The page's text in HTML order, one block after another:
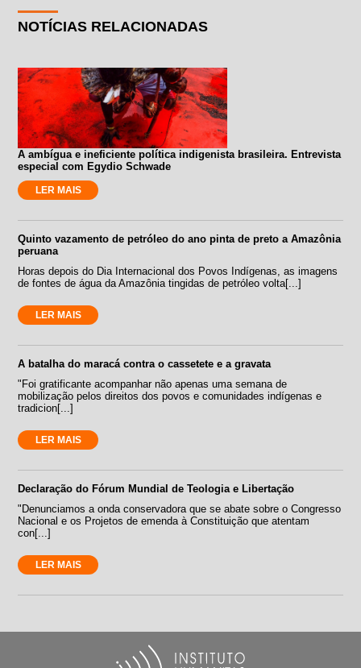
NOTÍCIAS RELACIONADAS
A ambígua e ineficiente política indigenista brasileira. Entrevista
especial com Egydio Schwade
LER MAIS
Quinto vazamento de petróleo do ano pinta de preto a Amazônia
peruana
Horas depois do Dia Internacional dos Povos Indígenas, as imagens
de fontes de água da Amazônia tingidas de petróleo volta[...]
LER MAIS
A batalha do maracá contra o cassetete e a gravata
"Foi gratificante acompanhar não apenas uma semana de
mobilização pelos direitos dos povos e comunidades indígenas e
tradicion[...]
LER MAIS
Declaração do Fórum Mundial de Teologia e Libertação
"Denunciamos a onda conservadora que se abate sobre o Congresso
Nacional e os Projetos de emenda à Constituição que atentam
con[...]
LER MAIS